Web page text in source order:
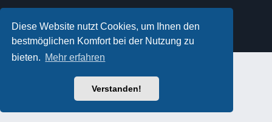
Diese Website nutzt Cookies, um Ihnen den
bestmöglichen Komfort bei der Nutzung zu
bieten. Mehr erfahren
Verstanden!
Ariki Theme byGramziu